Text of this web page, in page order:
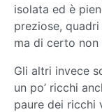
isolata ed è
preziose,
ma di certo
Gli altri invece
un po’ ricchi
paure dei ricchi